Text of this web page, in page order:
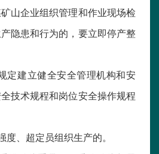
矿山企业组织管理和作业现场检
隐患和行为的，要立即停产整
定建立健全安全管理机构和安
技术规程和岗位安全操作规程
度、超定员组织生产的。